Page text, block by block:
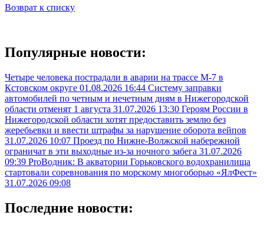
Возврат к списку
Популярные новости:
Четыре человека пострадали в аварии на трассе М-7 в
Кстовском округе 01.08.2026 16:44 Систему заправки
автомобилей по четным и нечетным дням в Нижегородской
области отменят 1 августа 31.07.2026 13:30 Героям России в
Нижегородской области хотят предоставить землю без
жеребьевки и ввести штрафы за нарушение оборота вейпов
31.07.2026 10:07 Проезд по Нижне-Волжской набережной
ограничат в эти выходные из-за ночного забега 31.07.2026
09:39 ProВодник: В акватории Горьковского водохранилища
стартовали соревнования по морскому многоборью «ЯлФест»
31.07.2026 09:08
Последние новости: